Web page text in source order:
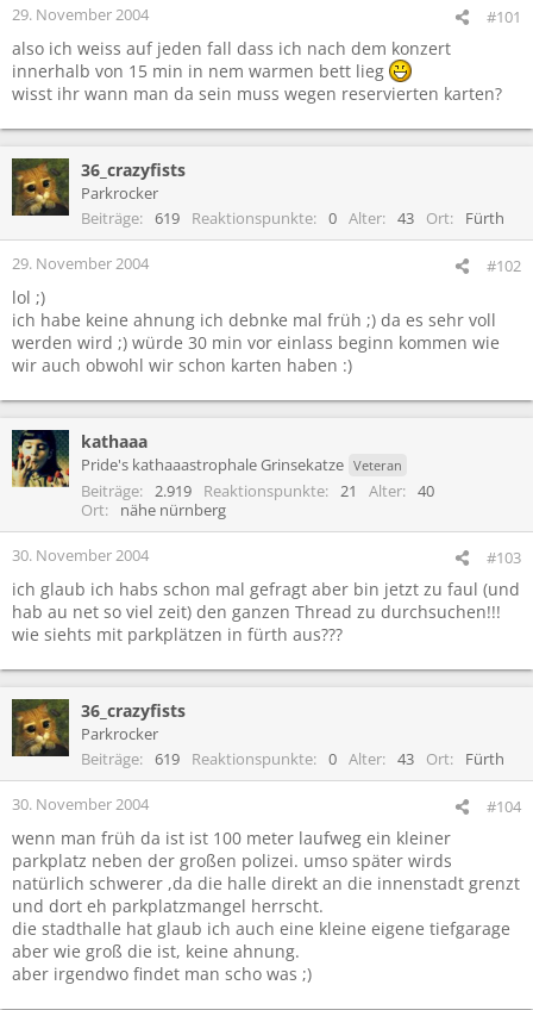
29. November 2004 #101
also ich weiss auf jeden fall dass ich nach dem konzert
innerhalb von 15 min in nem warmen bett lieg
wisst ihr wann man da sein muss wegen reservierten karten?
36_crazyfists
Parkrocker
Beiträge
619 Reaktionspunkte 0 Alter 43 Ort Fürth
29. November 2004 #102
lol ;)
ich habe keine ahnung ich debnke mal früh ;) da es sehr voll
werden wird ;) würde 30 min vor einlass beginn kommen wie
wir auch obwohl wir schon karten haben :)
kathaaa
Pride's kathaaastrophale Grinsekatze Veteran
Beiträge 2.919 Reaktionspunkte 21 Alter
40
Ort
nähe nürnberg
30. November 2004 #103
ich glaub ich habs schon mal gefragt aber bin jetzt zu faul (und
hab au net so viel zeit) den ganzen Thread zu durchsuchen!!!
wie siehts mit parkplätzen in fürth aus???
36_crazyfists
Parkrocker
Beiträge
619 Reaktionspunkte 0 Alter 43 Ort Fürth
30. November 2004 #104
wenn man früh da ist ist 100 meter laufweg ein kleiner
parkplatz neben der großen polizei. umso später wirds
natürlich schwerer ,da die halle direkt an die innenstadt grenzt
und dort eh parkplatzmangel herrscht.
die stadthalle hat glaub ich auch eine kleine eigene tiefgarage
aber wie groß die ist, keine ahnung.
aber irgendwo findet man scho was ;)